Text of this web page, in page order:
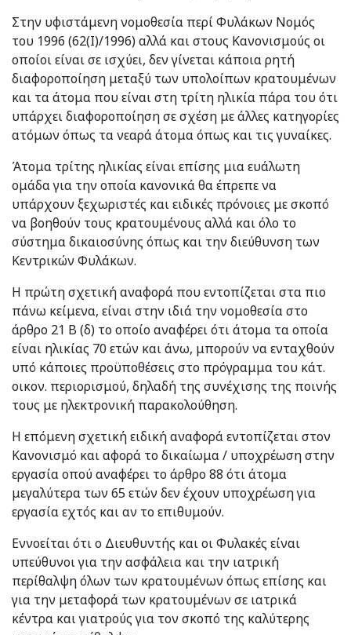
Στην υφιστάμενη νομοθεσία περί Φυλάκων Νομός
του 1996 (62(Ι)/1996) αλλά και στους Κανονισμούς οι
οποίοι είναι σε ισχύει, δεν γίνεται κάποια ρητή
διαφοροποίηση μεταξύ των υπολοίπων κρατουμένων
και τα άτομα που είναι στη τρίτη ηλικία πάρα του ότι
υπάρχει διαφοροποίηση σε σχέση με άλλες κατηγορίες
ατόμων όπως τα νεαρά άτομα όπως και τις γυναίκες.
Άτομα τρίτης ηλικίας είναι επίσης μια ευάλωτη
ομάδα για την οποία κανονικά θα έπρεπε να
υπάρχουν ξεχωριστές και ειδικές πρόνοιες με σκοπό
να βοηθούν τους κρατουμένους αλλά και όλο το
σύστημα δικαιοσύνης όπως και την διεύθυνση των
Κεντρικών Φυλάκων.
Η πρώτη σχετική αναφορά που εντοπίζεται στα πιο
πάνω κείμενα, είναι στην ιδιά την νομοθεσία στο
άρθρο 21 Β (δ) το οποίο αναφέρει ότι άτομα τα οποία
είναι ηλικίας 70 ετών και άνω, μπορούν να ενταχθούν
υπό κάποιες προϋποθέσεις στο πρόγραμμα του κάτ.
οικον. περιορισμού, δηλαδή της συνέχισης της ποινής
τους με ηλεκτρονική παρακολούθηση.
Η επόμενη σχετική ειδική αναφορά εντοπίζεται στον
Κανονισμό και αφορά το δικαίωμα / υποχρέωση στην
εργασία οπού αναφέρει το άρθρο 88 ότι άτομα
μεγαλύτερα των 65 ετών δεν έχουν υποχρέωση για
εργασία εχτός και αν το επιθυμούν.
Εννοείται ότι ο Διευθυντής και οι Φυλακές είναι
υπεύθυνοι για την ασφάλεια και την ιατρική
περίθαλψη όλων των κρατουμένων όπως επίσης και
για την μεταφορά των κρατουμένων σε ιατρικά
κέντρα και γιατρούς για τον σκοπό της καλύτερης